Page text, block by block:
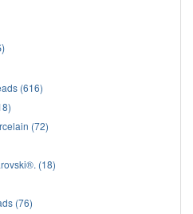
(616)
(72)
(18)
(76)